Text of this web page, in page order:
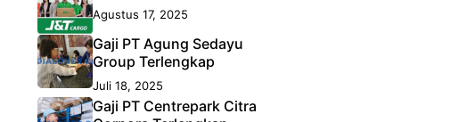
Agustus 17, 2025
Gaji PT Agung Sedayu
Group Terlengkap
Juli 18, 2025
Gaji PT Centrepark Citra